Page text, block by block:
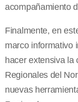
acompañamiento
Finalmente, en
marco informativo
hacer extensiva la
Regionales del
nuevas